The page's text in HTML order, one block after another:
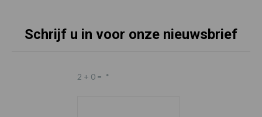
Schrijf u in voor onze nieuwsbrief
2 + 0 = *